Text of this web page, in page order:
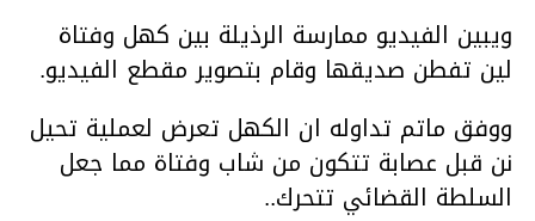
ويبين الفيديو ممارسة الرذيلة بين كهل وفتاة
لين تفطن صديقها وقام بتصوير مقطع الفيديو.
ووفق ماتم تداوله ان الكهل تعرض لعملية تحيل
نن قبل عصابة تتكون من شاب وفتاة مما جعل
السلطة القضائي تتحرك..